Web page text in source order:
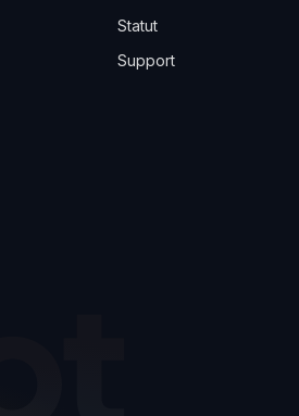
Statut
Support